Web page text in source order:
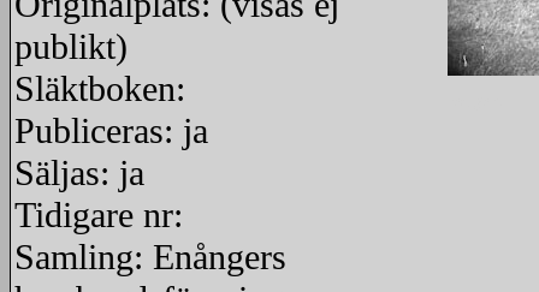
publikt)
Släktboken:
Publiceras: ja
Säljas: ja
Tidigare nr:
Samling: Enångers